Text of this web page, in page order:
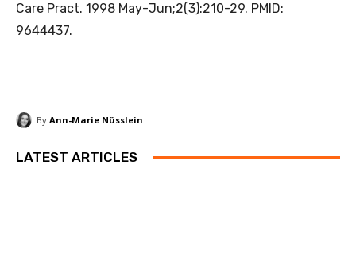
Care Pract. 1998 May-Jun;2(3):210-29. PMID:
9644437.
By Ann-Marie Nüsslein
LATEST ARTICLES